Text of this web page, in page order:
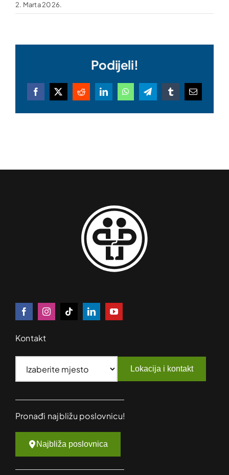
2. Marta 2026.
Podijeli!
Facebook
X RedditLinkedInWhatsAppTelegramTumblrEmail
Kontakt
Lokacija i kontakt
Pronađi najbližu poslovnicu!
Najbliža poslovnica